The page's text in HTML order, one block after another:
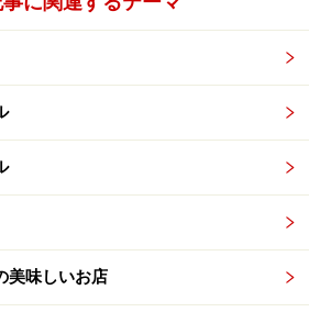
ね。もちろん、その期間もボトル
です。いつ楽しむのかはあなた次
ります。
ルの味は？
美味しいお店